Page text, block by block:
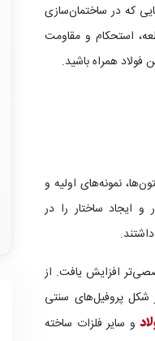
که در ساختمان‌سازی
استحکام و مقاومت
فولاد همراه باشید.
نمونه‌های اولیه و
ایجاد ساختار را در
افزایش یافت. از
شکل پروفیل‌های سنتی
و سایر فلزات ساخته